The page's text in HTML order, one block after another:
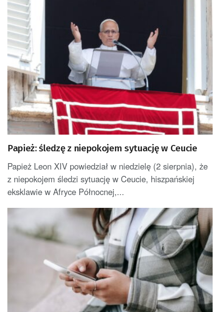
Papież: śledzę z niepokojem sytuację w Ceucie
Papież Leon XIV powiedział w niedzielę (2 sierpnia), że
z niepokojem śledzi sytuację w Ceucie, hiszpańskiej
eksklawie w Afryce Północnej,...